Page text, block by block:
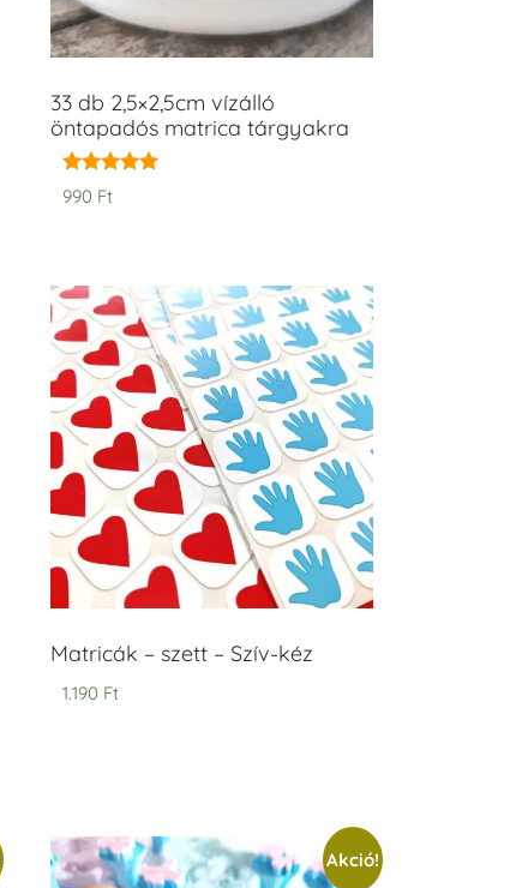
33 db 2,5×2,5cm vízálló
öntapadós matrica tárgyakra
Értékelés:
5.00
990 Ft
Matricák – szett – Szív-kéz
1.190 Ft
Akció!